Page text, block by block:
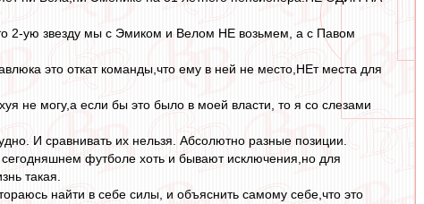
2-ую звезду мы с Эмиком и Велом НЕ возьмем, а с Павом
это откат команды,что ему в ней не место,НЕт места для
не могу,а если бы это было в моей власти, то я со слезами
И сравнивать их нельзя. Абсолютно разные позиции.
футболе хоть и бывают исключения,но для
такая.
найти в себе силы, и объяснить самому себе,что это